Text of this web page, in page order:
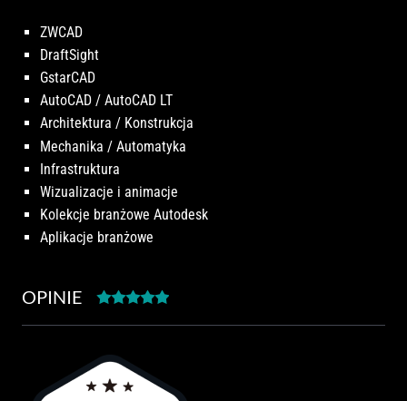
ZWCAD
DraftSight
GstarCAD
AutoCAD / AutoCAD LT
Architektura / Konstrukcja
Mechanika / Automatyka
Infrastruktura
Wizualizacje i animacje
Kolekcje branżowe Autodesk
Aplikacje branżowe
OPINIE